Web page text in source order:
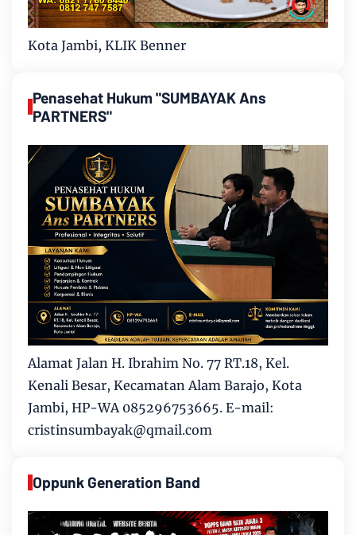
Kota Jambi, KLIK Benner
Penasehat Hukum "SUMBAYAK Ans
PARTNERS"
Alamat Jalan H. Ibrahim No. 77 RT.18, Kel.
Kenali Besar, Kecamatan Alam Barajo, Kota
Jambi, HP-WA 085296753665. E-mail:
cristinsumbayak@qmail.com
Oppunk Generation Band